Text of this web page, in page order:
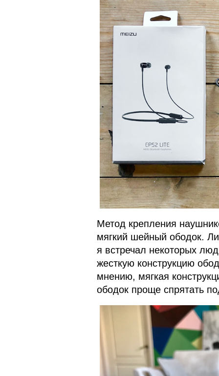
Метод крепления
мягкий шейный ободок.
я встречал некоторых
жесткую конструкцию
мнению, мягкая
ободок проще спрятать